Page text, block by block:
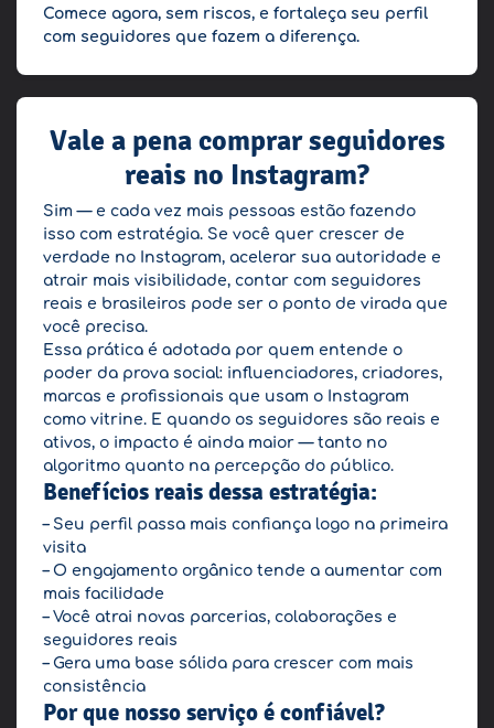
Comece agora, sem riscos, e fortaleça seu perfil
com seguidores que fazem a diferença.
Vale a pena comprar seguidores
reais no Instagram?
Sim — e cada vez mais pessoas estão fazendo
isso com estratégia. Se você quer crescer de
verdade no Instagram, acelerar sua autoridade e
atrair mais visibilidade, contar com seguidores
reais e brasileiros pode ser o ponto de virada que
você precisa.
Essa prática é adotada por quem entende o
poder da prova social: influenciadores, criadores,
marcas e profissionais que usam o Instagram
como vitrine. E quando os seguidores são reais e
ativos, o impacto é ainda maior — tanto no
algoritmo quanto na percepção do público.
Benefícios reais dessa estratégia:
– Seu perfil passa mais confiança logo na primeira
visita
– O engajamento orgânico tende a aumentar com
mais facilidade
– Você atrai novas parcerias, colaborações e
seguidores reais
– Gera uma base sólida para crescer com mais
consistência
Por que nosso serviço é confiável?